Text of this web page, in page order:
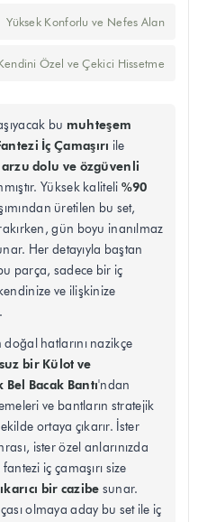
Yüksek Konforlu ve Nefes Alan
Özel ve Çekici Hissetme
bu muhteşem
İç Çamaşırı ile
dolu ve özgüvenli
Yüksek kaliteli %90
üretilen bu set,
gün boyu inanılmaz
Her detayıyla baştan
parça, sadece bir iç
ve ilişkinize
hatlarını nazikçe
bir Külot ve
Bacak Bantı'ndan
ve bantların stratejik
ortaya çıkarır. İster
ister özel anlarınızda
iç çamaşırı size
bir cazibe sunar.
olmaya aday bu set ile iç